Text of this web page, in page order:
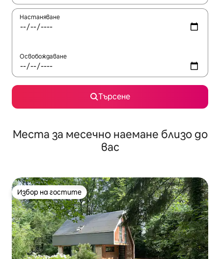
Настаняване
Освобождаване
Търсене
Места за месечно наемане близо до
вас
Избор на гостите
Избор на гостите